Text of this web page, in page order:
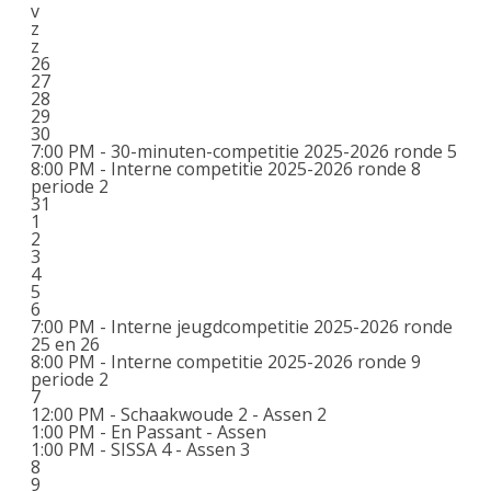
v
z
z
26
27
28
29
30
7:00 PM - 30-minuten-competitie 2025-2026 ronde 5
8:00 PM - Interne competitie 2025-2026 ronde 8
periode 2
31
1
2
3
4
5
6
7:00 PM - Interne jeugdcompetitie 2025-2026 ronde
25 en 26
8:00 PM - Interne competitie 2025-2026 ronde 9
periode 2
7
12:00 PM - Schaakwoude 2 - Assen 2
1:00 PM - En Passant - Assen
1:00 PM - SISSA 4 - Assen 3
8
9